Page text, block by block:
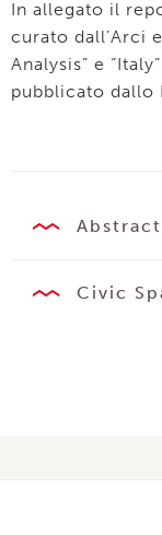
In allegato il
curato dall’Arci
Analysis” e
pubblicato dallo
Civic